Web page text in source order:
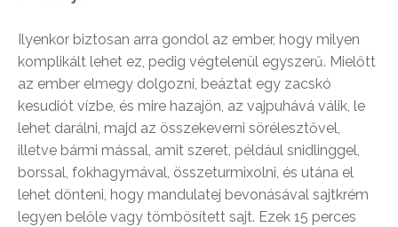
Ilyenkor biztosan arra gondol az ember, hogy milyen
komplikált lehet ez, pedig végtelenül egyszerű. Mielőtt
az ember elmegy dolgozni, beáztat egy zacskó
kesudiót vízbe, és mire hazajön, az vajpuhává válik, le
lehet darálni, majd az összekeverni sörélesztővel,
illetve bármi mással, amit szeret, például snidlinggel,
borssal, fokhagymával, összeturmixolni, és utána el
lehet dönteni, hogy mandulatej bevonásával sajtkrém
legyen belőle vagy tömbösített sajt. Ezek 15 perces